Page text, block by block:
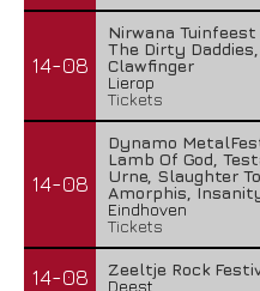
14-08
Nirwana Tuinfeest
The Dirty
Clawfinger
Lierop
Tickets
14-08
Dynamo
Lamb Of God,
Urne, Slaughter
Amorphis,
Eindhoven
Tickets
14-08
Zeeltje Rock
Deest